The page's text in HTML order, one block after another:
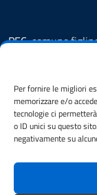
Per fornire le migliori
memorizzare e/o
tecnologie ci
o ID unici su questo
negativamente su
PEC:
Centralino unico:
Leggi le FAQ
Prenotazione
Segnalazione
Whistleblowing
Amministrazione